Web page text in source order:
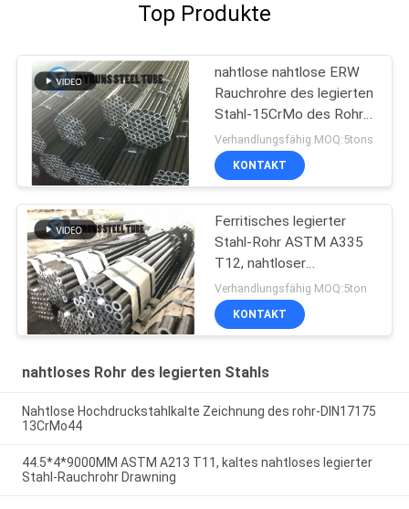
Top Produkte
nahtlose nahtlose ERW
Rauchrohre des legierten
Stahl-15CrMo des Rohr-
DIN17175 kalten der
Zeichnungs-
Verhandlungsfähig MOQ:5tons
KONTAKT
Ferritisches legierter
Stahl-Rohr ASTM A335
T12, nahtloser
Kohlenstoffstahl der
hohen Temperatur
Verhandlungsfähig MOQ:5ton
KONTAKT
nahtloses Rohr des legierten Stahls
Nahtlose Hochdruckstahlkalte Zeichnung des rohr-DIN17175
13CrMo44
44.5*4*9000MM ASTM A213 T11, kaltes nahtloses legierter
Stahl-Rauchrohr Drawning